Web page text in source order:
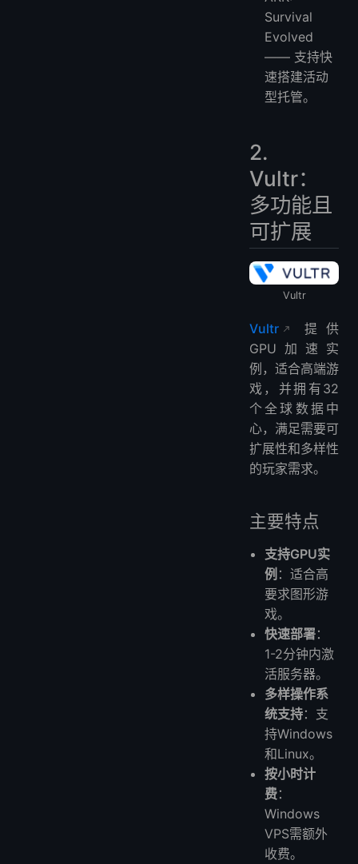
Survival
Evolved
—— 支持快
速搭建活动
型托管。
2.
Vultr：
多功能且
可扩展
Vultr
Vultr
提供
GPU加速实
例，适合高端游
戏，并拥有32
个全球数据中
心，满足需要可
扩展性和多样性
的玩家需求。
主要特点
支持GPU实
例 ：适合高
要求图形游
戏。
快速部署：
1-2分钟内激
活服务器。
多样操作系
统支持：支
持Windows
和Linux。
按小时计
费：
Windows
VPS需额外
收费。